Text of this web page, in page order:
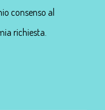
consenso al
richiesta.